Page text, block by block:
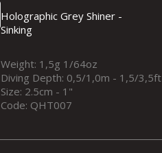
Holographic Grey Shiner -
Sinking
Weight: 1,5g 1/64oz
Diving Depth: 0,5/1,0m - 1,5/3,5ft
Size: 2.5cm - 1"
Code: QHT007